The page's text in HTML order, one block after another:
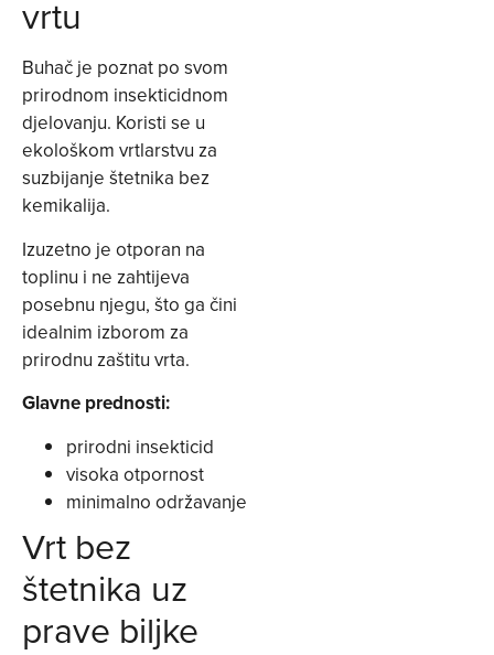
vrtu
Buhač je poznat po svom
prirodnom insekticidnom
djelovanju. Koristi se u
ekološkom vrtlarstvu za
suzbijanje štetnika bez
kemikalija.
Izuzetno je otporan na
toplinu i ne zahtijeva
posebnu njegu, što ga čini
idealnim izborom za
prirodnu zaštitu vrta.
Glavne prednosti:
prirodni insekticid
visoka otpornost
minimalno održavanje
Vrt bez
štetnika uz
prave biljke